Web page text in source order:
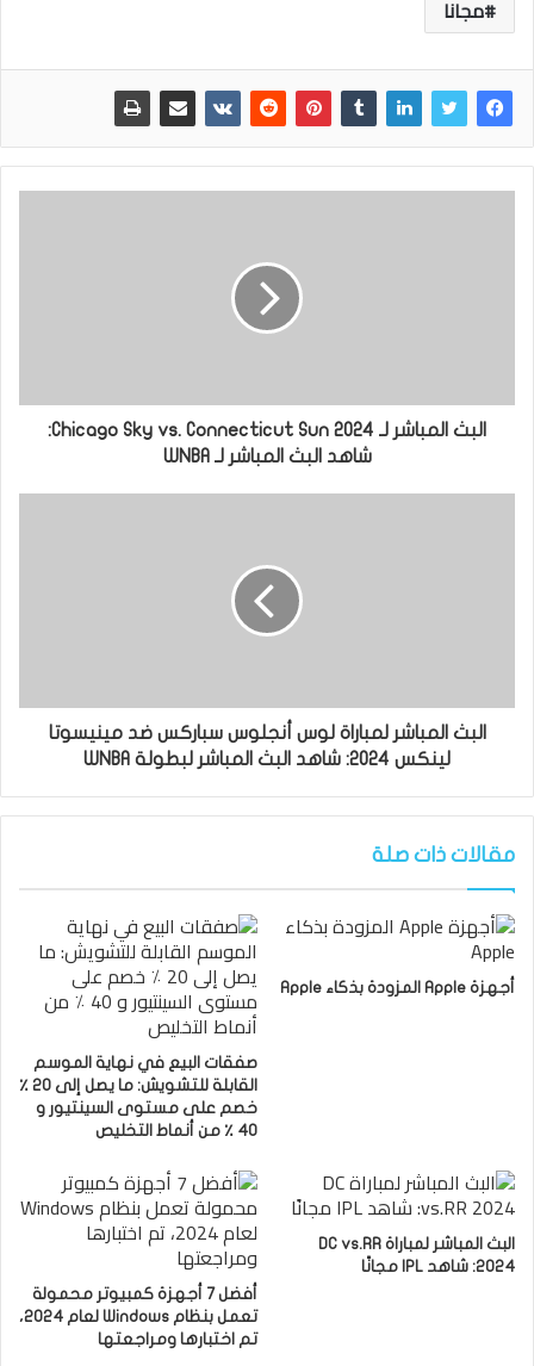
مجانا
البث المباشر لـ Chicago Sky vs. Connecticut Sun 2024:
شاهد البث المباشر لـ WNBA
البث المباشر لمباراة لوس أنجلوس سباركس ضد مينيسوتا
لينكس 2024: شاهد البث المباشر لبطولة WNBA
مقالات ذات صلة
أجهزة Apple المزودة بذكاء Apple
صفقات البيع في نهاية الموسم
القابلة للتشويش: ما يصل إلى 20 ٪
خصم على مستوى السينتيور و
40 ٪ من أنماط التخليص
البث المباشر لمباراة DC vs.RR
2024: شاهد IPL مجانًا
أفضل 7 أجهزة كمبيوتر محمولة
تعمل بنظام Windows لعام 2024،
تم اختبارها ومراجعتها